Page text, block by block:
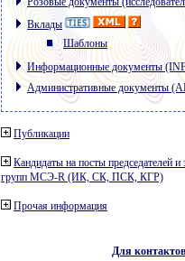
Вклады
Шаблоны
Информационные документы
Административные документы
Публикации
Кандидаты на посты председателей и
групп МСЭ-R (ИК, СК, ПСК, КГР)
Прочая информация
Для контактов